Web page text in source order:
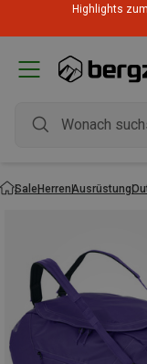
Highlights
SaleHerrenAusrüstung